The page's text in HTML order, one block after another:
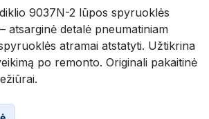
9037N-2 lūpos spyruoklės
atsarginė detalė pneumatiniam
atramai atstatyti. Užtikrina
po remonto. Originali pakaitinė